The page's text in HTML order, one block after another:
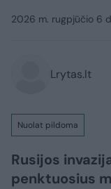
2026 m. rugpjūčio 6
Lrytas.lt
Nuolat pildoma
Rusijos
penktuosius